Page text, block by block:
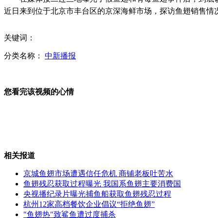
拍客：老果农2小时内收18张百元假币
近日来到位于北京市丰台区的京深海鲜市场，探访鱼翅销售情
关键词：
分类名称： 中新播报
您看完该视频的心情
相关报道
京城鱼翅市场遭遇信任危机 商铺老板吐苦水
鱼翅残忍获取过程曝光 我国系鱼翅主要消费国
央视播纪录片曝光捕鱼船获取鱼翅残忍过程
杭州12家高档餐饮企业倡议“拒绝鱼翅”
"鱼翅热"致鲨鱼遭过度捕杀